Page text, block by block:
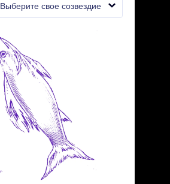
Выберите свое созвездие